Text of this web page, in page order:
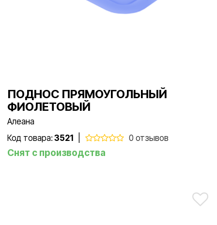
ПОДНОС ПРЯМОУГОЛЬНЫЙ
ФИОЛЕТОВЫЙ
Алеана
Код товара: 3521 0 отзывов
Снят с производства